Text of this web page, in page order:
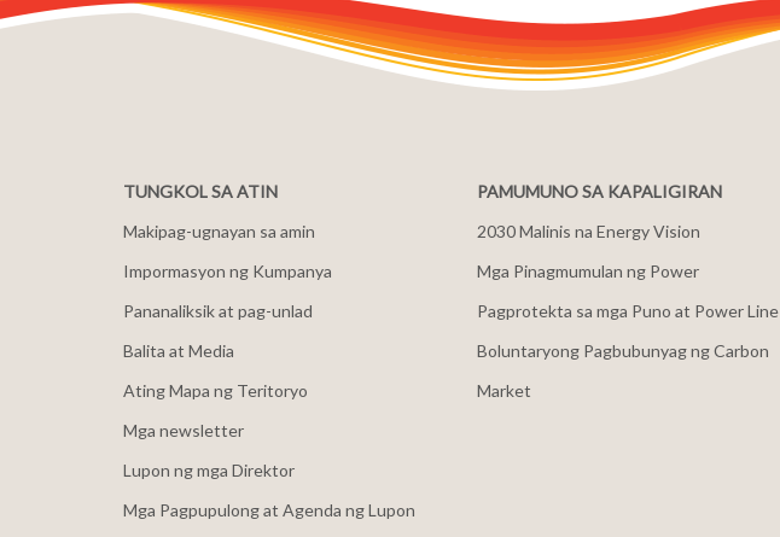
TUNGKOL SA ATIN
Makipag-ugnayan sa amin
Impormasyon ng Kumpanya
Pananaliksik at pag-unlad
Balita at Media
Ating Mapa ng Teritoryo
Mga newsletter
Lupon ng mga Direktor
Mga Pagpupulong at Agenda ng Lupon
PAMUMUNO SA KAPALIGIRAN
2030 Malinis na Energy Vision
Mga Pinagmumulan ng Power
Pagprotekta sa mga Puno at Power Line
Boluntaryong Pagbubunyag ng Carbon
Market